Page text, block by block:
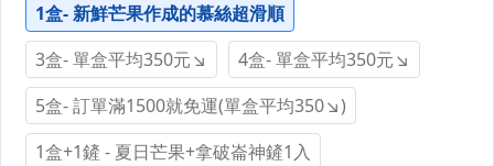
1盒- 新鮮芒果作成的慕絲超滑順
3盒- 單盒平均350元↘
4盒- 單盒平均350元↘
5盒- 訂單滿1500就免運(單盒平均350↘)
1盒+1鏟 - 夏日芒果+拿破崙神鏟1入